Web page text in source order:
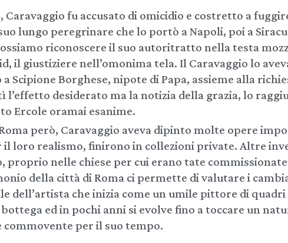
Caravaggio fu accusato di omicidio e costretto a
lungo peregrinare che lo portò a Napoli, poi a
riconoscere il suo autoritratto nella testa
il giustiziere nell’omonima tela. Il Caravaggio lo
Scipione Borghese, nipote di Papa, assieme alla
l’effetto desiderato ma la notizia della grazia, lo
Ercole oramai esanime.
però, Caravaggio aveva dipinto molte opere
loro realismo, finirono in collezioni private. Altre
proprio nelle chiese per cui erano tate
della città di Roma ci permette di valutare i
dell’artista che inizia come un umile pittore di quadri
ed in pochi anni si evolve fino a toccare un
per il suo tempo.